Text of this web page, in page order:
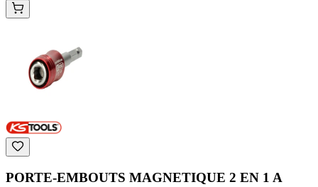
PORTE-EMBOUTS MAGNETIQUE 2 EN 1 A